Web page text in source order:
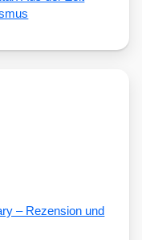
– Rezension und